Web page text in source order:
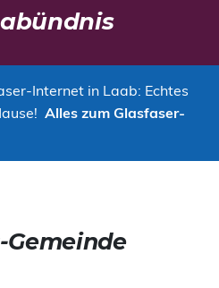
Internet in Laab: Echtes
Alles zum Glasfaser-